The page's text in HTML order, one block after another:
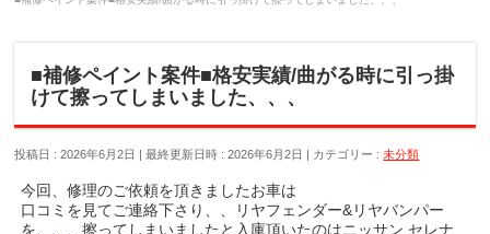
■補修ペイント案件■格安実績/曲がる時に引っ掛
けて擦ってしまいました、、、
投稿日 : 2026年6月2日 最終更新日時 : 2026年6月2日 カテゴリー :未分類
今回、修理のご依頼を頂きましたお車は
口コミを見てご連絡下さり、、リヤフェンダー&リヤバンパー
を、、、擦ってしまいましたと入庫頂いたのはニッサン セレナ